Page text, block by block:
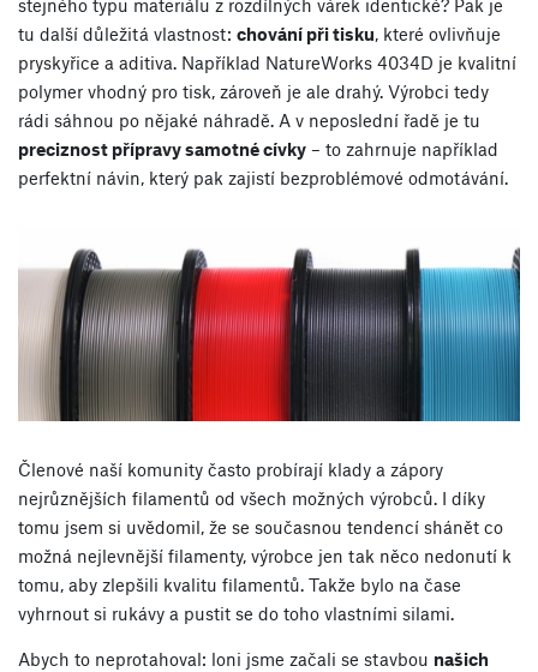
stejného typu materiálu z rozdílných várek identické? Pak je
tu další důležitá vlastnost: chování při tisku, které ovlivňuje
pryskyřice a aditiva. Například NatureWorks 4034D je kvalitní
polymer vhodný pro tisk, zároveň je ale drahý. Výrobci tedy
rádi sáhnou po nějaké náhradě. A v neposlední řadě je tu
preciznost přípravy samotné cívky – to zahrnuje například
perfektní návin, který pak zajistí bezproblémové odmotávání.
Členové naší komunity často probírají klady a zápory
nejrůznějších filamentů od všech možných výrobců. I díky
tomu jsem si uvědomil, že se současnou tendencí shánět co
možná nejlevnější filamenty, výrobce jen tak něco nedonutí k
tomu, aby zlepšili kvalitu filamentů. Takže bylo na čase
vyhrnout si rukávy a pustit se do toho vlastními silami.
Abych to neprotahoval: loni jsme začali se stavbou našich